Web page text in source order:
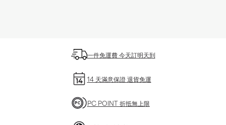
一件免運費 今天訂明天到
14 天滿意保證 退貨免運
PC POINT 折抵無上限